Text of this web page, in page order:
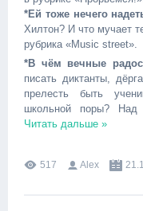
*Ей тоже нечего
Хилтон? И что мучает
рубрика «Music street».
*В чём вечные
писать диктанты,
прелесть быть
школьной поры? Над
Читать дальше »
517 Alex